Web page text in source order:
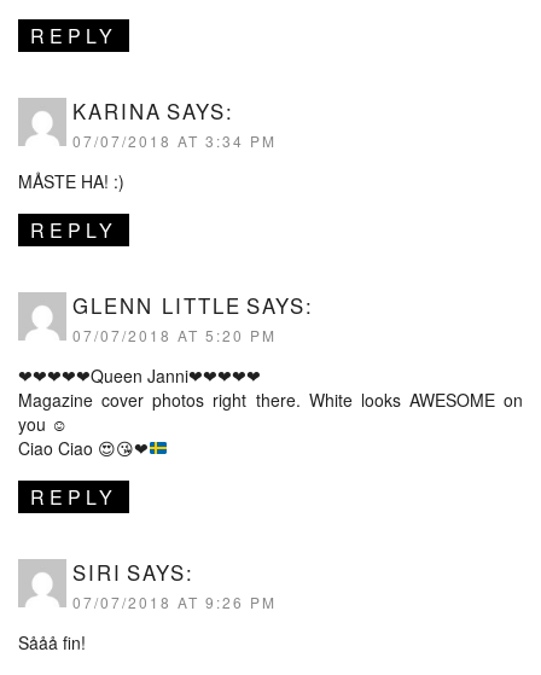
REPLY
KARINA SAYS:
07/07/2018 AT 3:34 PM
MÅSTE HA! :)
REPLY
GLENN LITTLE SAYS:
07/07/2018 AT 5:20 PM
❤❤❤❤❤Queen Janni❤❤❤❤❤
Magazine cover photos right there. White looks AWESOME on
you ☺
Ciao Ciao 😍😘❤
REPLY
SIRI SAYS:
07/07/2018 AT 9:26 PM
Sååå fin!